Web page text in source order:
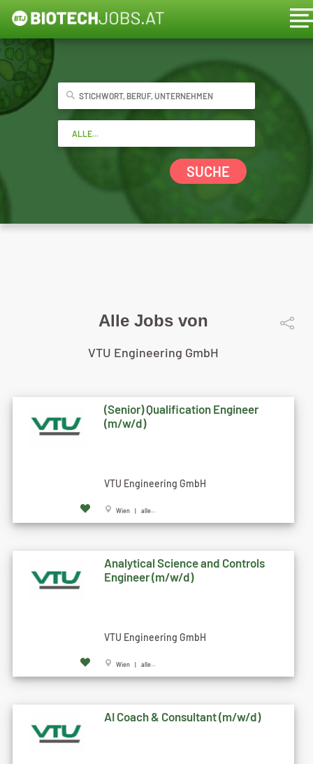
SUCHE
Alle Jobs von
VTU Engineering GmbH
(Senior) Qualification Engineer
(m/w/d)
VTU Engineering GmbH
Wien | alle...
Analytical Science and Controls
Engineer (m/w/d)
VTU Engineering GmbH
Wien | alle...
AI Coach & Consultant (m/w/d)